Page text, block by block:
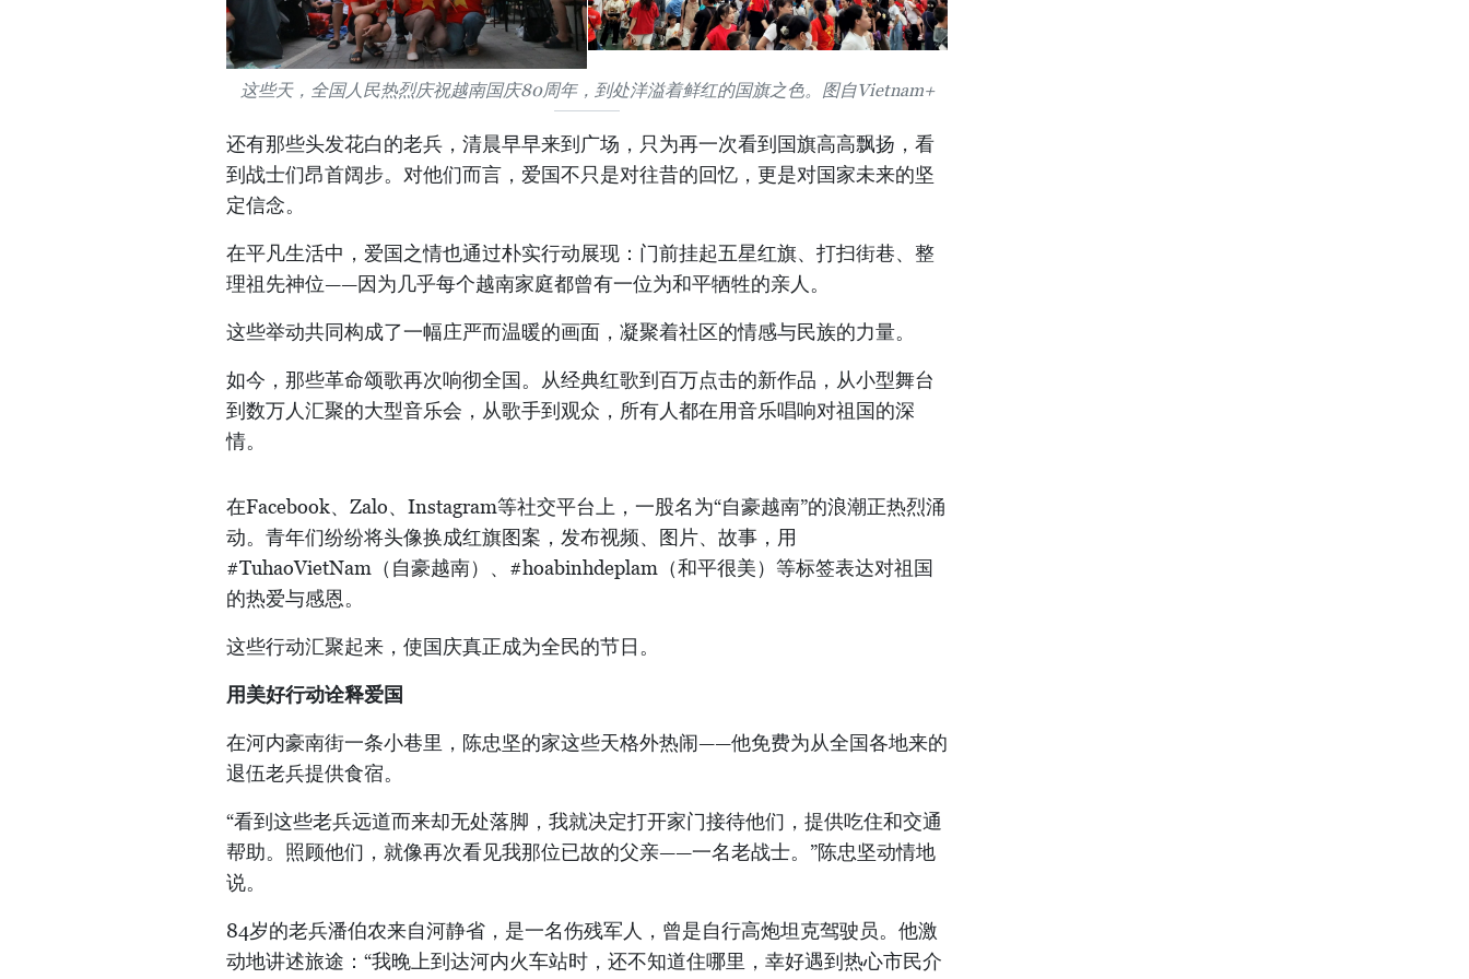
这些天，全国人民热烈庆祝越南国庆80周年，到处洋溢着鲜红的国旗之色。图自Vietnam+
还有那些头发花白的老兵，清晨早早来到广场，只为再一次看到国旗高高飘扬，看
到战士们昂首阔步。对他们而言，爱国不只是对往昔的回忆，更是对国家未来的坚
定信念。
在平凡生活中，爱国之情也通过朴实行动展现：门前挂起五星红旗、打扫街巷、整
理祖先神位——因为几乎每个越南家庭都曾有一位为和平牺牲的亲人。
这些举动共同构成了一幅庄严而温暖的画面，凝聚着社区的情感与民族的力量。
如今，那些革命颂歌再次响彻全国。从经典红歌到百万点击的新作品，从小型舞台
到数万人汇聚的大型音乐会，从歌手到观众，所有人都在用音乐唱响对祖国的深
情。
在Facebook、Zalo、Instagram等社交平台上，一股名为“自豪越南”的浪潮正热烈涌
动。青年们纷纷将头像换成红旗图案，发布视频、图片、故事，用
#TuhaoVietNam（自豪越南）、#hoabinhdeplam（和平很美）等标签表达对祖国
的热爱与感恩。
这些行动汇聚起来，使国庆真正成为全民的节日。
用美好行动诠释爱国
在河内豪南街一条小巷里，陈忠坚的家这些天格外热闹——他免费为从全国各地来的
退伍老兵提供食宿。
“看到这些老兵远道而来却无处落脚，我就决定打开家门接待他们，提供吃住和交通
帮助。照顾他们，就像再次看见我那位已故的父亲——一名老战士。”陈忠坚动情地
说。
84岁的老兵潘伯农来自河静省，是一名伤残军人，曾是自行高炮坦克驾驶员。他激
动地讲述旅途：“我晚上到达河内火车站时，还不知道住哪里，幸好遇到热心市民介